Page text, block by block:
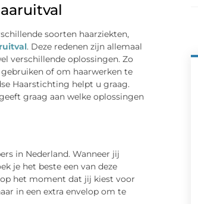
soorten haarziekten,
. Deze redenen zijn allemaal
verschillende oplossingen. Zo
of om haarwerken te
Haarstichting helpt u graag.
graag aan welke oplossingen
in Nederland. Wanneer jij
je het beste een van deze
het moment dat jij kiest voor
in een extra envelop om te